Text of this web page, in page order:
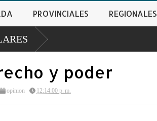
PROVINCIALES REGIONALES
y poder
opinion 12:14:00 p. m.